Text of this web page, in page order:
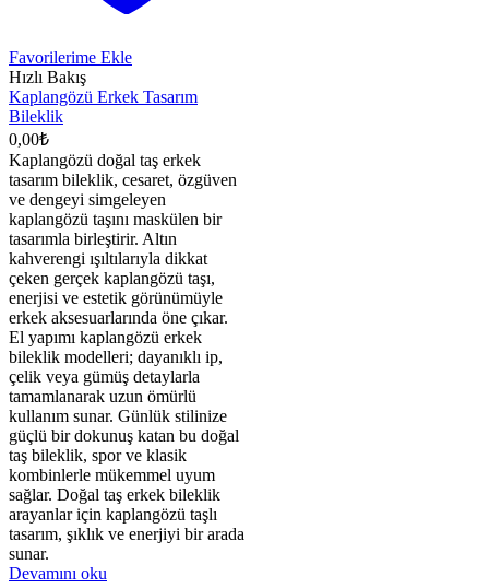
Favorilerime Ekle
Hızlı Bakış
Kaplangözü Erkek Tasarım
Bileklik
0,00₺
Kaplangözü doğal taş erkek
tasarım bileklik, cesaret, özgüven
ve dengeyi simgeleyen
kaplangözü taşını maskülen bir
tasarımla birleştirir. Altın
kahverengi ışıltılarıyla dikkat
çeken gerçek kaplangözü taşı,
enerjisi ve estetik görünümüyle
erkek aksesuarlarında öne çıkar.
El yapımı kaplangözü erkek
bileklik modelleri; dayanıklı ip,
çelik veya gümüş detaylarla
tamamlanarak uzun ömürlü
kullanım sunar. Günlük stilinize
güçlü bir dokunuş katan bu doğal
taş bileklik, spor ve klasik
kombinlerle mükemmel uyum
sağlar. Doğal taş erkek bileklik
arayanlar için kaplangözü taşlı
tasarım, şıklık ve enerjiyi bir arada
sunar.
Devamını oku